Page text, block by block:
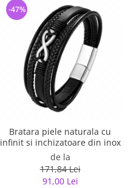
Bratara piele naturala cu
infinit si inchizatoare din inox
de la
171,84 Lei
91,00 Lei
-47%